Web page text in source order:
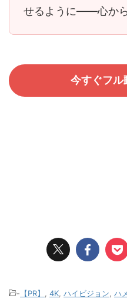
せるように――心から
今すぐフル
- 【PR】 4K ハイビジョン ハ